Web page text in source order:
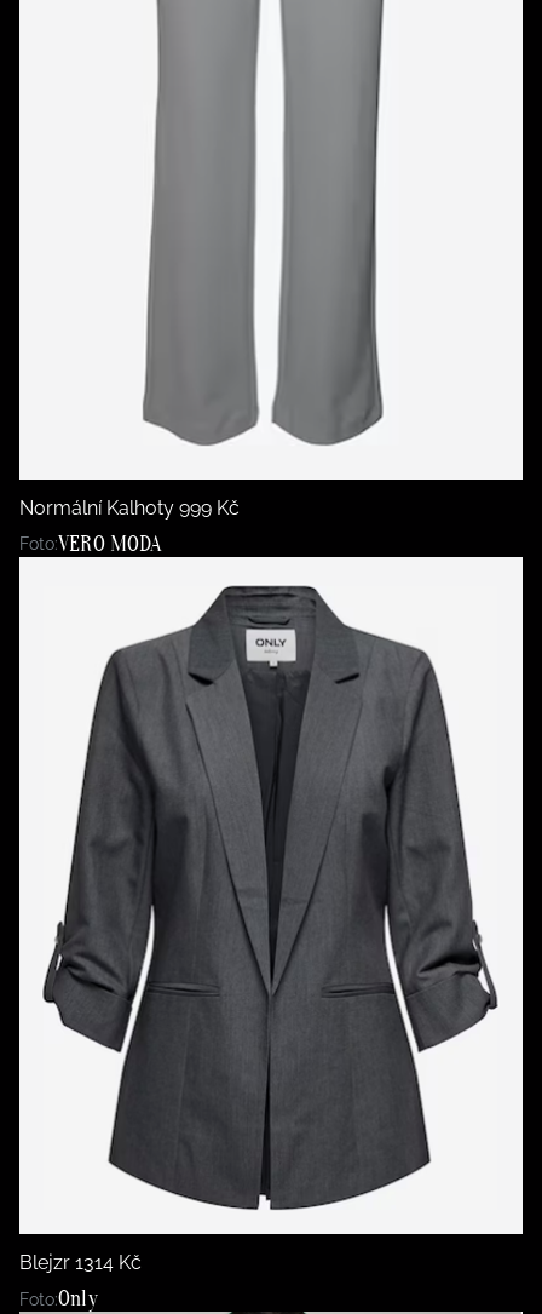
Normální Kalhoty 999 Kč
Foto:VERO MODA
Blejzr 1314 Kč
Foto:Only